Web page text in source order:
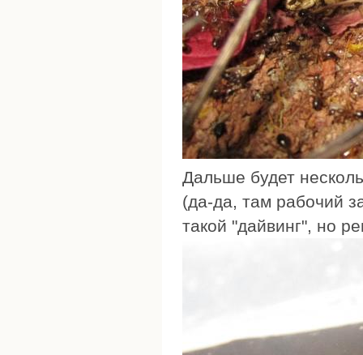
Дальше будет
(да-да, там рабочий
такой "дайвинг", но